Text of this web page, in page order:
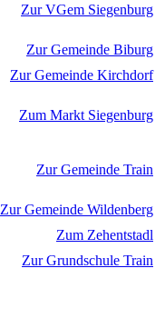
Zur VGem Siegenburg
Zur Gemeinde Biburg
Zur Gemeinde Kirchdorf
Zum Markt Siegenburg
Zur Gemeinde Train
Zur Gemeinde Wildenberg
Zum Zehentstadl
Zur Grundschule Train